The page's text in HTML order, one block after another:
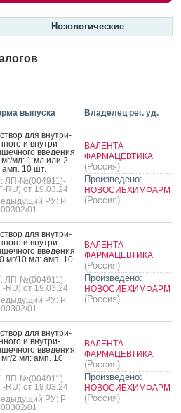
Нозологические
выпуска Владелец рег. уд.
для внут­ри­
и внут­ри­
вве­дения
мл: 1 мл или 2
10 шт.
ЛП-№(004911)-
RU) от 19.03.24
РУ: Р
01
ВАЛЕНТА
ФАРМАЦЕВТИКА
(Россия)
Произведено:
НОВОСИБХИМФАРМ
(Россия)
для внут­ри­
и внут­ри­
вве­дения
мг/10 мл: амп. 10
ЛП-№(004911)-
RU) от 19.03.24
РУ: Р
01
ВАЛЕНТА
ФАРМАЦЕВТИКА
(Россия)
Произведено:
НОВОСИБХИМФАРМ
(Россия)
для внут­ри­
и внут­ри­
вве­дения
2 мл: амп. 10
ЛП-№(004911)-
RU) от 19.03.24
РУ: Р
01
ВАЛЕНТА
ФАРМАЦЕВТИКА
(Россия)
Произведено:
НОВОСИБХИМФАРМ
(Россия)